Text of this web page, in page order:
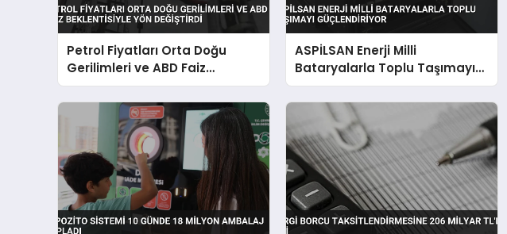
Petrol Fiyatları Orta Doğu
Gerilimleri ve ABD Faiz
Beklentisiyle Yön Değiştirdi
ASPİLSAN Enerji Milli
Bataryalarla Toplu Taşımayı
Güçlendiriyor